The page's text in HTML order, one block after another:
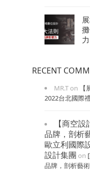
力
RECENT
MR.T on
2022台北國際
【商空
品牌，剖析
歐立利國際
設計集團 on
品牌，剖析藝